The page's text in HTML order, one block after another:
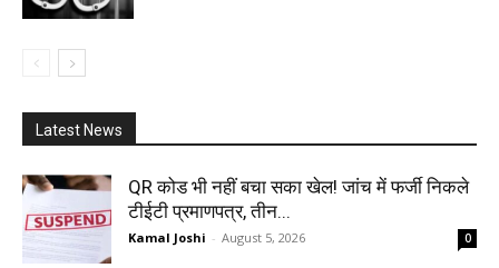
Latest News
QR कोड भी नहीं बचा सका खेल! जांच में फर्जी निकले
टीईटी प्रमाणपत्र, तीन...
Kamal Joshi - August 5, 2026 0